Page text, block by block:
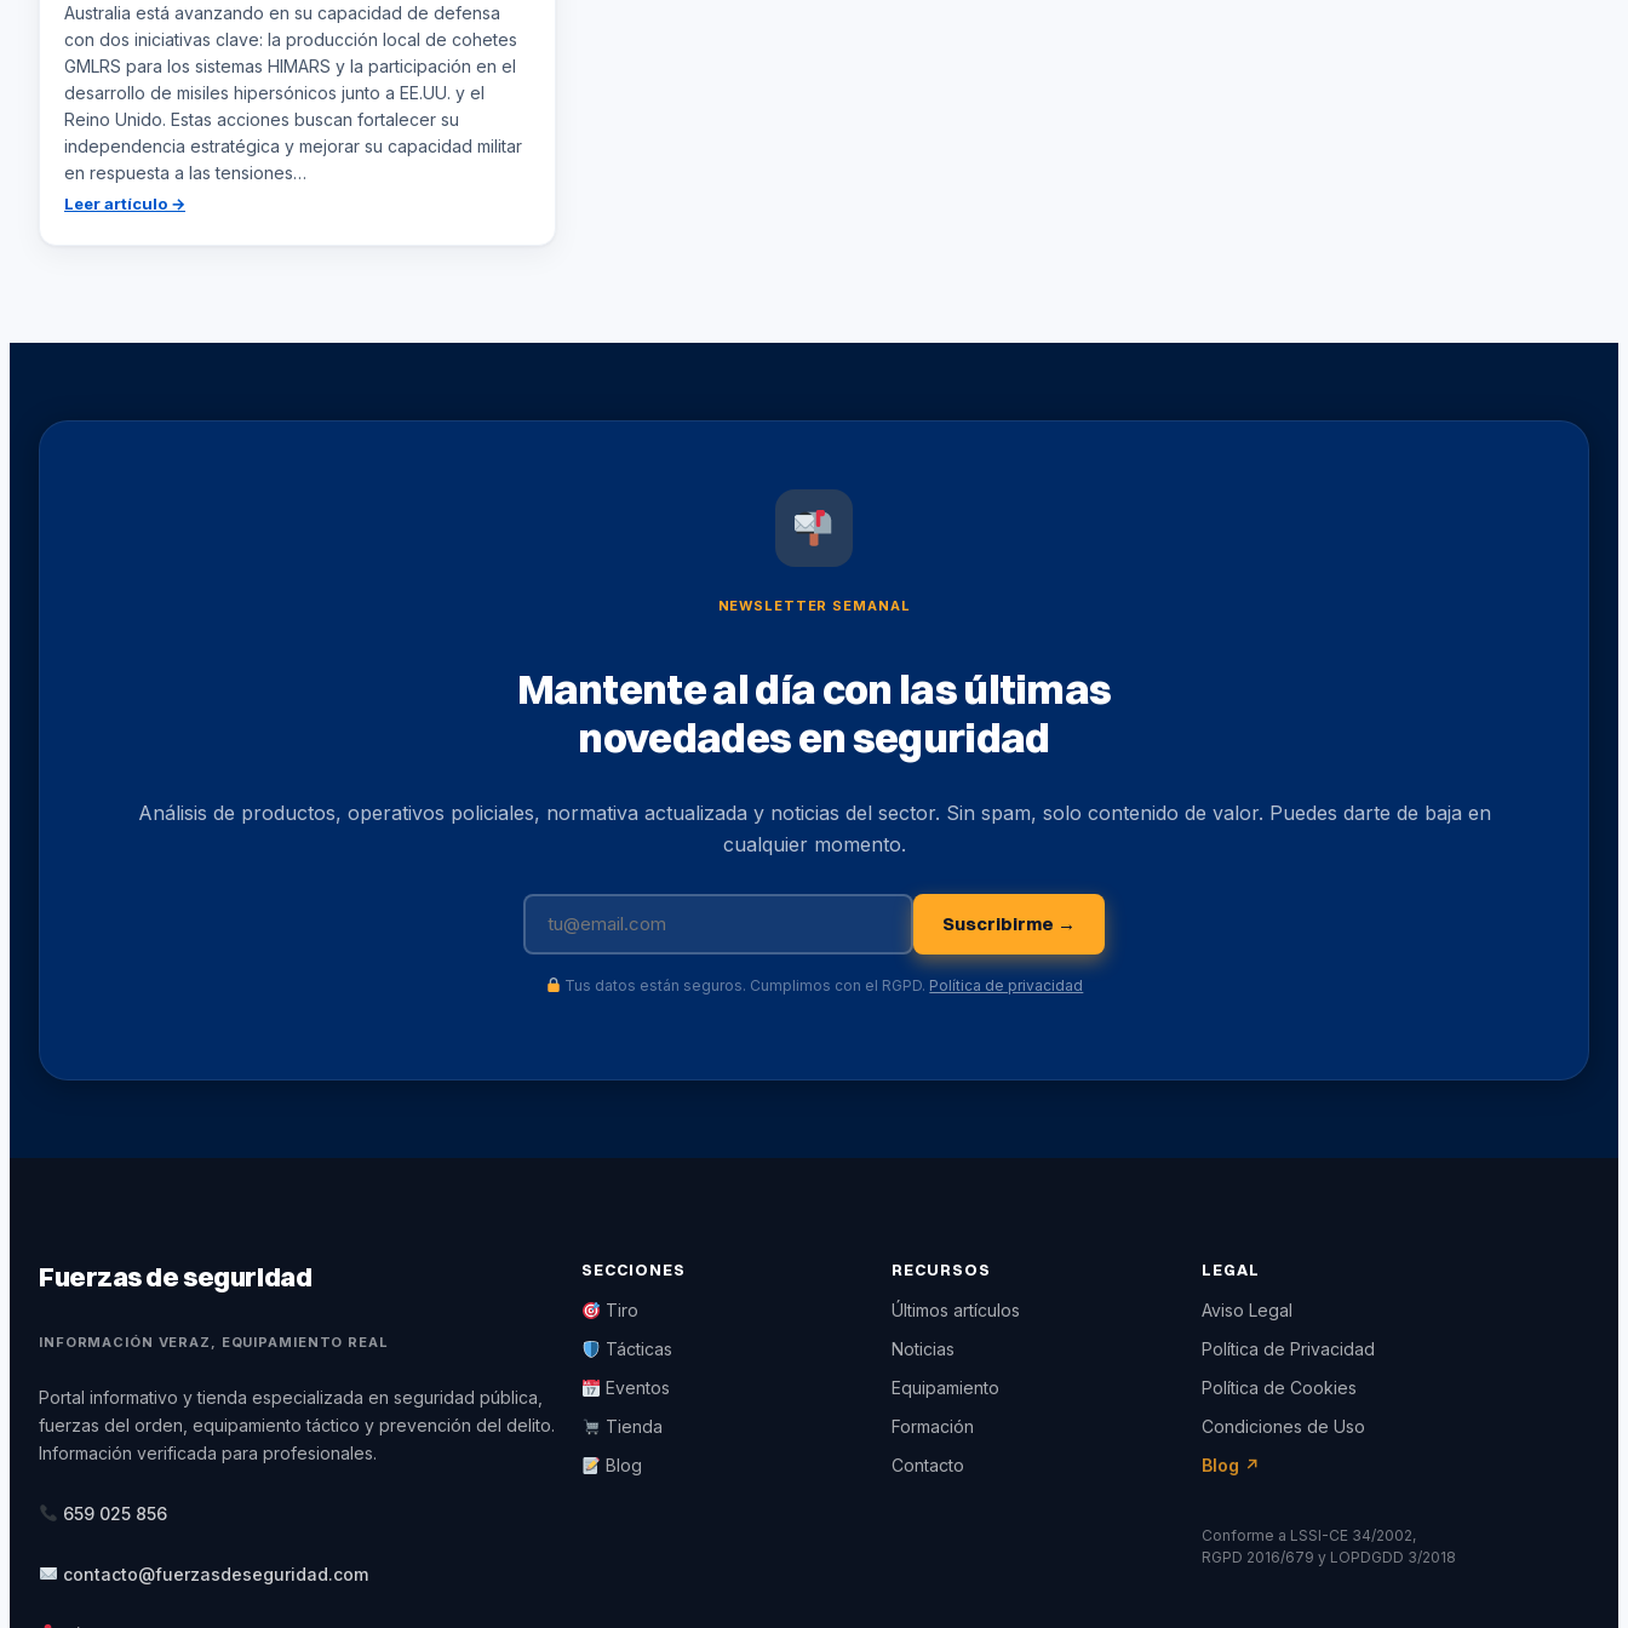
Australia está avanzando en su capacidad de defensa
con dos iniciativas clave: la producción local de cohetes
GMLRS para los sistemas HIMARS y la participación en el
desarrollo de misiles hipersónicos junto a EE.UU. y el
Reino Unido. Estas acciones buscan fortalecer su
independencia estratégica y mejorar su capacidad militar
en respuesta a las tensiones…
Leer artículo →
mejora
NEWSLETTER SEMANAL
Mantente al día con las últimas
novedades en seguridad
Análisis de productos, operativos policiales, normativa actualizada y noticias del sector. Sin spam, solo contenido de valor. Puedes darte de baja en
cualquier momento.
Suscribirme →
Tus datos están seguros. Cumplimos con el RGPD. Política de privacidad
Fuerzas de seguridad
INFORMACIÓN VERAZ, EQUIPAMIENTO REAL
Portal informativo y tienda especializada en seguridad pública,
fuerzas del orden, equipamiento táctico y prevención del delito.
Información verificada para profesionales.
659 025 856
contacto@fuerzasdeseguridad.com
SECCIONES
Tiro
Tácticas
Eventos
Tienda
Blog
RECURSOS
Últimos artículos
Noticias
Equipamiento
Formación
Contacto
LEGAL
Aviso Legal
Política de Privacidad
Política de Cookies
Condiciones de Uso
Blog ↗
Conforme a LSSI-CE 34/2002,
RGPD 2016/679 y LOPDGDD 3/2018